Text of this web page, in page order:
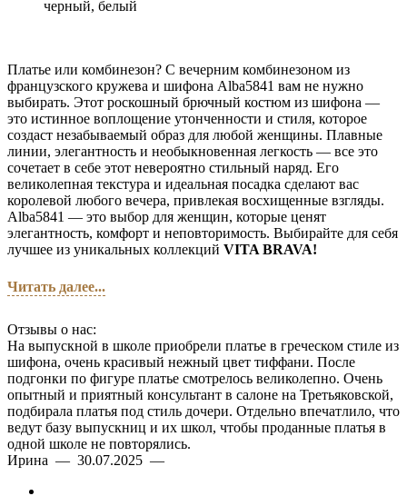
черный, белый
Платье или комбинезон? С вечерним комбинезоном из
французского кружева и шифона Alba5841 вам не нужно
выбирать. Этот роскошный брючный костюм из шифона —
это истинное воплощение утонченности и стиля, которое
создаст незабываемый образ для любой женщины. Плавные
линии, элегантность и необыкновенная легкость — все это
сочетает в себе этот невероятно стильный наряд. Его
великолепная текстура и идеальная посадка сделают вас
королевой любого вечера, привлекая восхищенные взгляды.
Alba5841 — это выбор для женщин, которые ценят
элегантность, комфорт и неповторимость. Выбирайте для себя
лучшее из уникальных коллекций VITA BRAVA!
Читать далее...
Отзывы о нас:
На выпускной в школе приобрели платье в греческом стиле из
шифона, очень красивый нежный цвет тиффани. После
подгонки по фигуре платье смотрелось великолепно. Очень
опытный и приятный консультант в салоне на Третьяковской,
подбирала платья под стиль дочери. Отдельно впечатлило, что
ведут базу выпускниц и их школ, чтобы проданные платья в
одной школе не повторялись.
Ирина — 30.07.2025 —